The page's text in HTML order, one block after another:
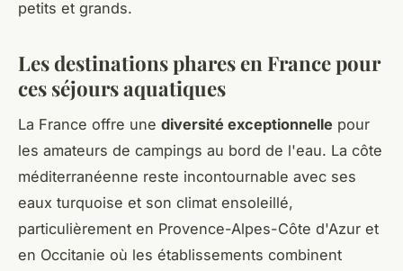
petits et grands.
Les destinations phares en France pour
ces séjours aquatiques
La France offre une diversité exceptionnelle pour
les amateurs de campings au bord de l'eau. La côte
méditerranéenne reste incontournable avec ses
eaux turquoise et son climat ensoleillé,
particulièrement en Provence-Alpes-Côte d'Azur et
en Occitanie où les établissements combinent